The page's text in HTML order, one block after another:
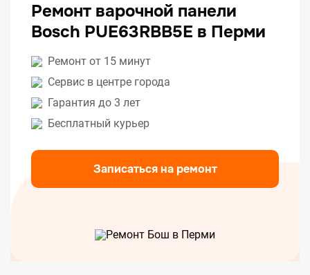
Ремонт варочной панели
Bosch PUE63RBB5E в Перми
Ремонт от 15 минут
Сервис в центре города
Гарантия до 3 лет
Бесплатный курьер
Записаться на ремонт